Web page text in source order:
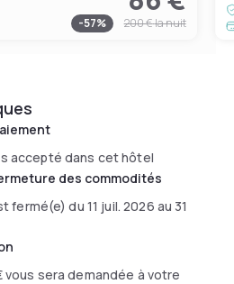
-57% 200 €la nuit
accepté dans cet hôtel
des commodités
fermé(e) du 11 juil. 2026 au 31
vous sera demandée à votre